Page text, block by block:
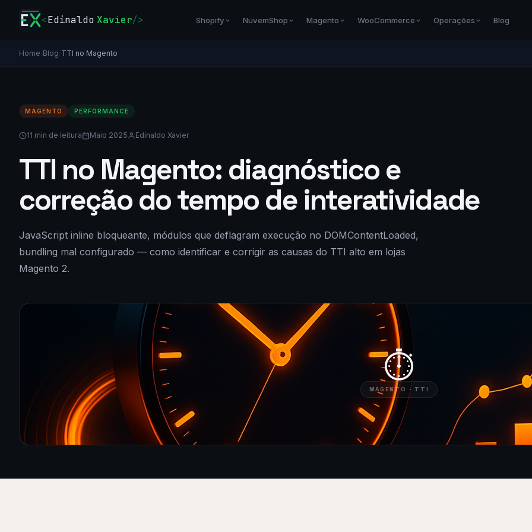
<Edinaldo Xavier/> Shopify NuvemShop Magento WooCommerce Operações Blog
Home Blog TTI no Magento
MAGENTO PERFORMANCE
11 min de leitura Maio 2025 Edinaldo Xavier
TTI no Magento: diagnóstico e
correção do tempo de interatividade
JavaScript inline bloqueante, módulos que deflagram execução no DOMContentLoaded,
bundling mal configurado — como identificar e corrigir as causas do TTI alto em lojas
Magento 2.
⏱
MAGENTO · TTI